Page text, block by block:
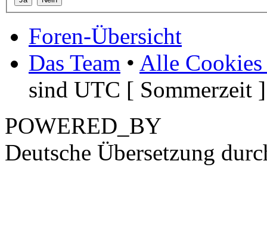
Foren-Übersicht
Das Team • Alle Cookies
sind UTC [ Sommerzeit ]
POWERED_BY
Deutsche Übersetzung